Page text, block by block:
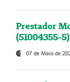
Prestador
(51004355-5)
07 de Maio de